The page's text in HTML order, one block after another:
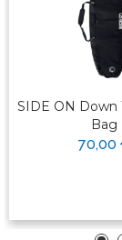
SIDE ON
Bag
70,00